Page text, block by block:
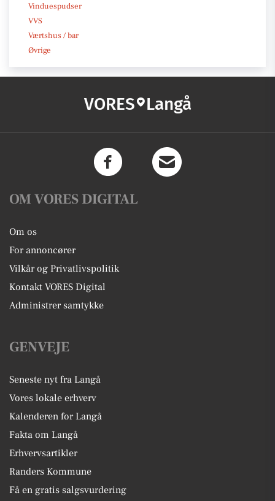
Vinduespudser
VVS
Værtshus / bar
Øvrige
VORES Langå
OM VORES DIGITAL
Om os
For annoncører
Vilkår og Privatlivspolitik
Kontakt VORES Digital
Administrer samtykke
GENVEJE
Seneste nyt fra Langå
Vores lokale erhverv
Kalenderen for Langå
Fakta om Langå
Erhvervsartikler
Randers Kommune
Få en gratis salgsvurdering